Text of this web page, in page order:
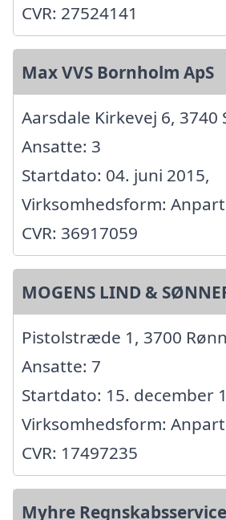
CVR: 27524141
Max VVS Bornholm ApS
Aarsdale Kirkevej 6, 3740
Ansatte: 3
Startdato: 04. juni 2015,
Virksomhedsform:
CVR: 36917059
MOGENS LIND &
Pistolstræde 1, 3700
Ansatte: 7
Startdato: 15. december
Virksomhedsform:
CVR: 17497235
Myhre